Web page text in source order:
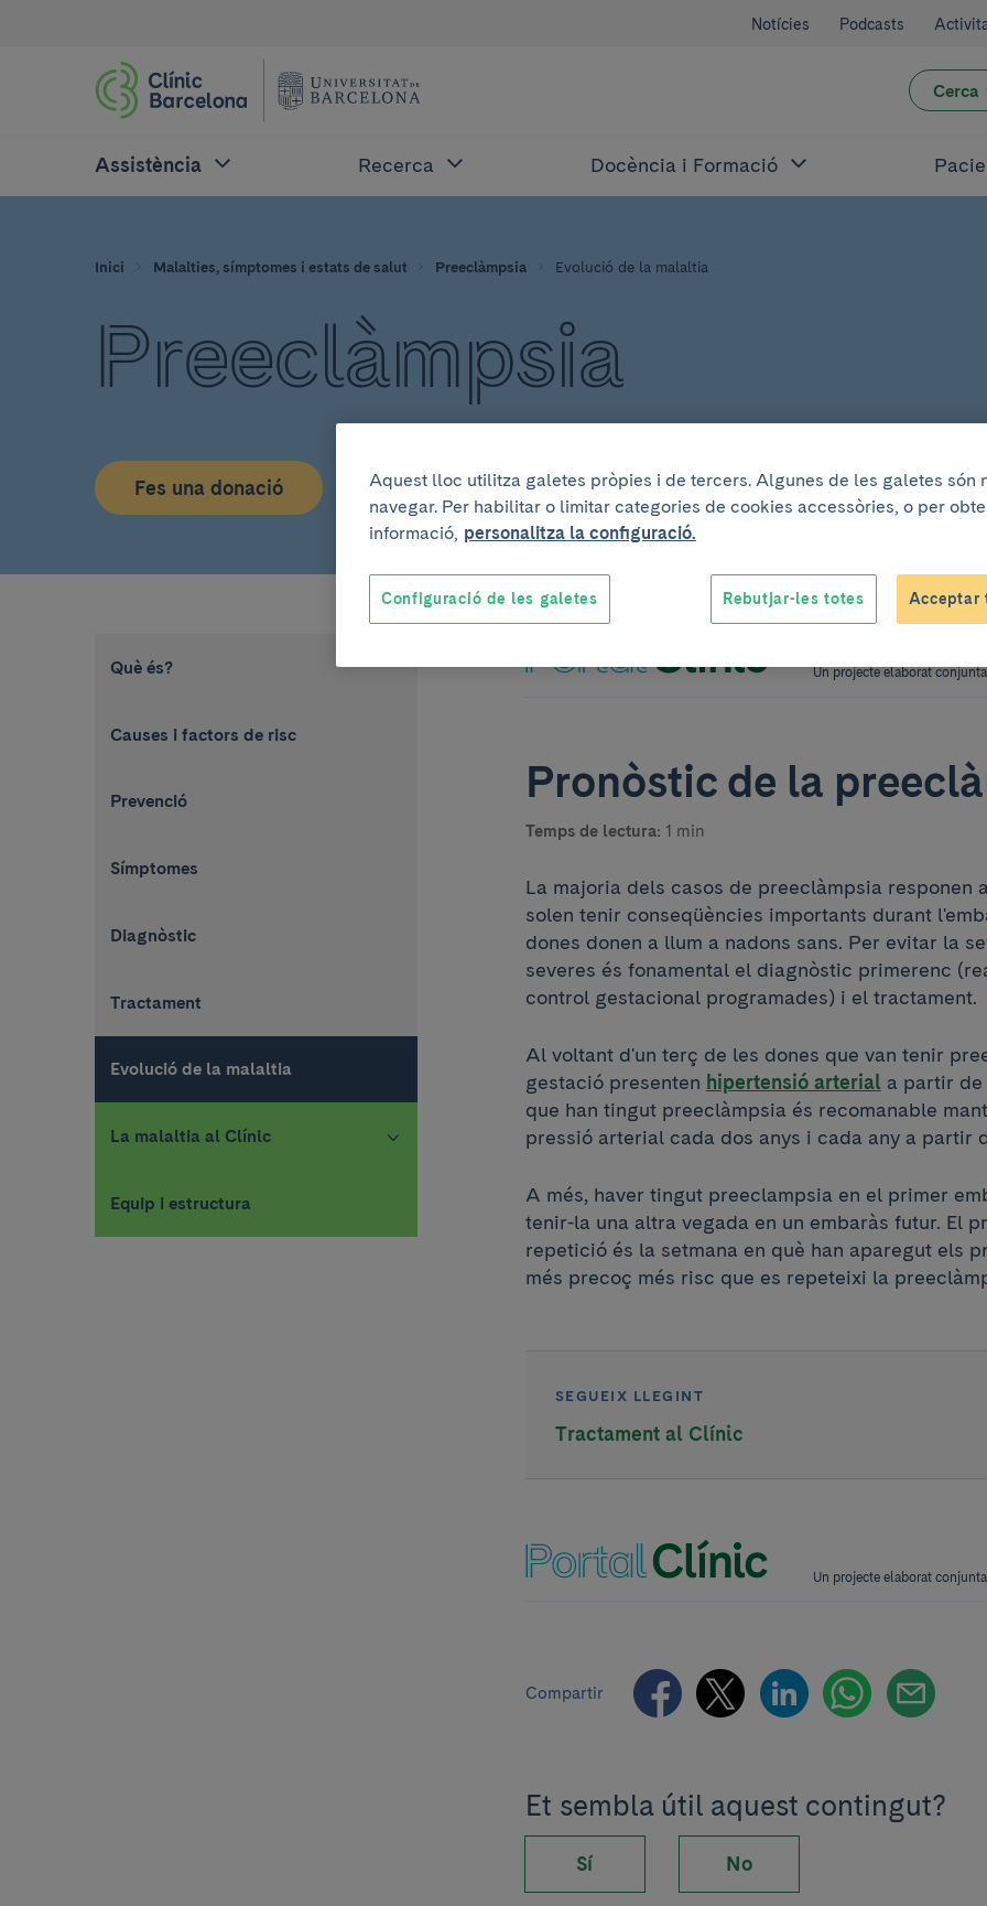
Notícies Podcasts
Cerca
Assistència Recerca Docència i Formació
Inici Malalties, símptomes i estats de salut Preeclàmpsia Evolució de la malaltia
Preeclàmpsia
Fes una donació
Què és?
Causes i factors de risc
Prevenció
Símptomes
Diagnòstic
Tractament
Evolució de la malaltia
La malaltia al Clínic
Equip i estructura
Un projecte elaborat
Pronòstic de la
Temps de lectura: 1 min
La majoria dels casos de preeclàmpsia responen
solen tenir conseqüències importants durant
dones donen a llum a nadons sans. Per evitar la
severes és fonamental el diagnòstic primerenc
control gestacional programades) i el tractament.
Al voltant d'un terç de les dones que van tenir
gestació presenten hipertensió arterial a partir de
que han tingut preeclàmpsia és recomanable
pressió arterial cada dos anys i cada any a partir
A més, haver tingut preeclampsia en el primer
tenir-la una altra vegada en un embaràs futur. El
repetició és la setmana en què han aparegut els
més precoç més risc que es repeteixi la
SEGUEIX LLEGINT
Tractament al Clínic
Un projecte elaborat
Compartir
Et sembla útil aquest contingut?
Sí No
Aquest lloc utilitza galetes pròpies i de tercers. Algunes de les galetes són
navegar. Per habilitar o limitar categories de cookies accessòries, o per
informació, personalitza la configuració.
Rebutjar-les totes Acceptar
Configuració de les galetes